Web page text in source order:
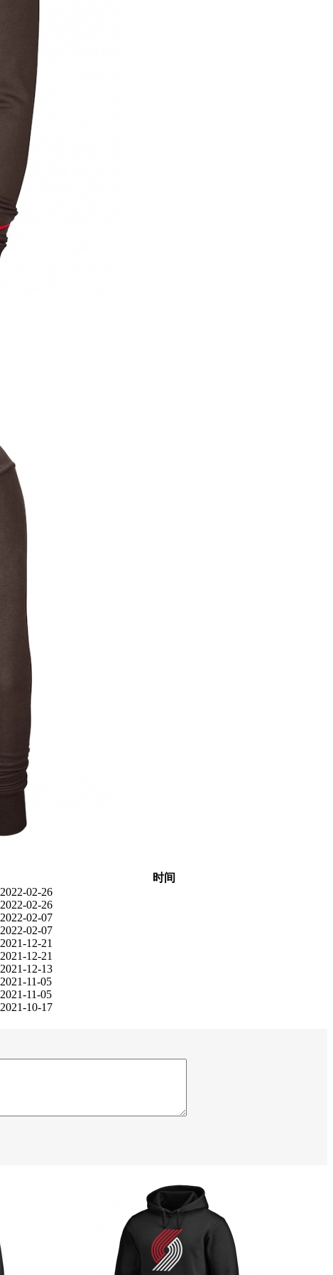
时间
2022-02-26
2022-02-26
2022-02-07
2022-02-07
2021-12-21
2021-12-21
2021-12-13
2021-11-05
2021-11-05
2021-10-17